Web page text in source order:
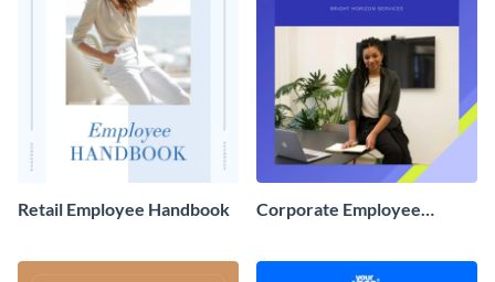
Retail Employee Handbook
Corporate Employee